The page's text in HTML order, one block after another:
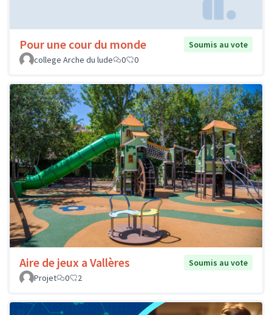
Pour une cour du monde
Soumis au vote
college Arche du lude
0 0
Aire de jeux a Vallères
Soumis au vote
Projet
0 2